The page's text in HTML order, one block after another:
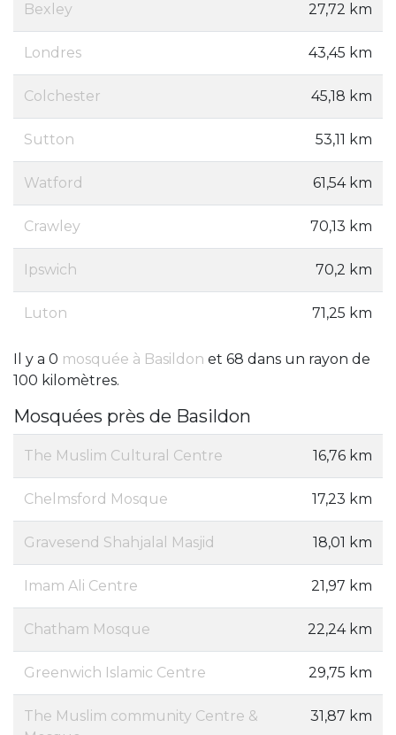
Bexley 27,72 km
Londres 43,45 km
Colchester 45,18 km
Sutton 53,11 km
Watford 61,54 km
Crawley 70,13 km
Ipswich 70,2 km
Luton 71,25 km
Il y a 0 mosquée à Basildon et 68 dans un rayon de
100 kilomètres.
Mosquées près de Basildon
The Muslim Cultural Centre 16,76 km
Chelmsford Mosque 17,23 km
Gravesend Shahjalal Masjid 18,01 km
Imam Ali Centre 21,97 km
Chatham Mosque 22,24 km
Greenwich Islamic Centre 29,75 km
The Muslim community Centre &
31,87 km